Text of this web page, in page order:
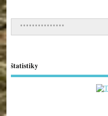
***************
štatistiky